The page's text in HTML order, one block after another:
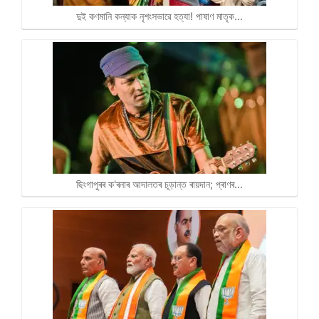
দুই কণমানি কন্যাক নৃশংসভাৱে হত্যা! পাষাণ মাতৃক…
ছিংগাপুৰৰ ক'ৰনাৰ আদালতৰ চূড়ান্ত ৰায়দান; প্ৰাণৰ…